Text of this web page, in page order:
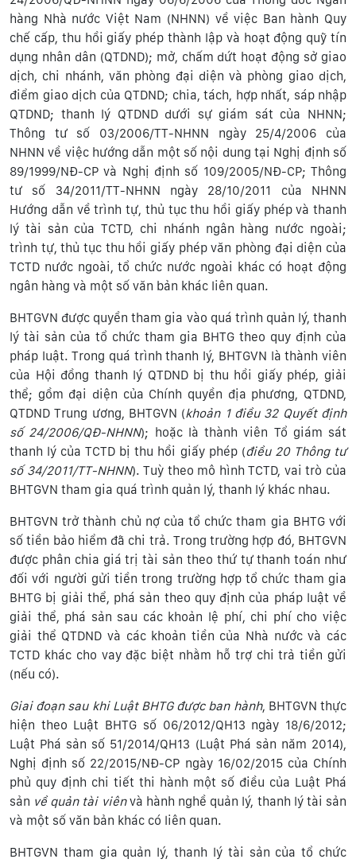
hàng Nhà nước Việt Nam (NHNN) về việc Ban hành Quy
chế cấp, thu hồi giấy phép thành lập và hoạt động quỹ tín
dụng nhân dân (QTDND); mở, chấm dứt hoạt động sở giao
dịch, chi nhánh, văn phòng đại diện và phòng giao dịch,
điểm giao dịch của QTDND; chia, tách, hợp nhất, sáp nhập
QTDND; thanh lý QTDND dưới sự giám sát của NHNN;
Thông tư số 03/2006/TT-NHNN ngày 25/4/2006 của
NHNN về việc hướng dẫn một số nội dung tại Nghị định số
89/1999/NĐ-CP và Nghị định số 109/2005/NĐ-CP; Thông
tư số 34/2011/TT-NHNN ngày 28/10/2011 của NHNN
Hướng dẫn về trình tự, thủ tục thu hồi giấy phép và thanh
lý tài sản của TCTD, chi nhánh ngân hàng nước ngoài;
trình tự, thủ tục thu hồi giấy phép văn phòng đại diện của
TCTD nước ngoài, tổ chức nước ngoài khác có hoạt động
ngân hàng và một số văn bản khác liên quan.
BHTGVN được quyền tham gia vào quá trình quản lý, thanh
lý tài sản của tổ chức tham gia BHTG theo quy định của
pháp luật. Trong quá trình thanh lý, BHTGVN là thành viên
của Hội đồng thanh lý QTDND bị thu hồi giấy phép, giải
thể; gồm đại diện của Chính quyền địa phương, QTDND,
QTDND Trung ương, BHTGVN (khoản 1 điều 32 Quyết định
số 24/2006/QĐ-NHNN); hoặc là thành viên Tổ giám sát
thanh lý của TCTD bị thu hồi giấy phép (điều 20 Thông tư
số34/2011/TT-NHNN). Tuỳ theo mô hình TCTD, vai trò của
BHTGVN tham gia quá trình quản lý, thanh lý khác nhau.
BHTGVN trở thành chủ nợ của tổ chức tham gia BHTG với
số tiền bảo hiểm đã chi trả. Trong trường hợp đó, BHTGVN
được phân chia giá trị tài sản theo thứ tự thanh toán như
đối với người gửi tiền trong trường hợp tổ chức tham gia
BHTG bị giải thể, phá sản theo quy định của pháp luật về
giải thể, phá sản sau các khoản lệ phí, chi phí cho việc
giải thể QTDND và các khoản tiền của Nhà nước và các
TCTD khác cho vay đặc biệt nhằm hỗ trợ chi trả tiền gửi
(nếu có).
Giai đoạn sau khi Luật BHTG được ban hành, BHTGVN thực
hiện theo Luật BHTG số 06/2012/QH13 ngày 18/6/2012;
Luật Phá sản số 51/2014/QH13 (Luật Phá sản năm 2014),
Nghị định số 22/2015/NĐ-CP ngày 16/02/2015 của Chính
phủ quy định chi tiết thi hành một số điều của Luật Phá
sản vềquản tài viênvà hành nghề quản lý, thanh lý tài sản
và một số văn bản khác có liên quan.
BHTGVN tham gia quản lý, thanh lý tài sản của tổ chức